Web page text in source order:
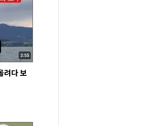
려다 보